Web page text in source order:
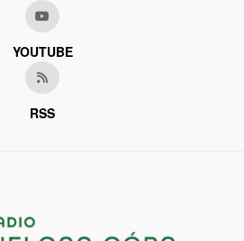
YOUTUBE
RSS